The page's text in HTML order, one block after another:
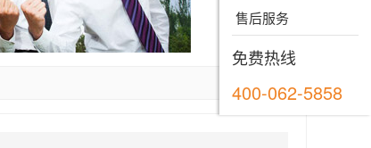
售后服务
免费热线
400-062-5858